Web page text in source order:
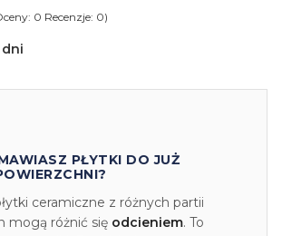
0 Recenzje: 0)
PŁYTKI DO JUŻ
ceramiczne z różnych partii
mogą różnić się odcieniem. To